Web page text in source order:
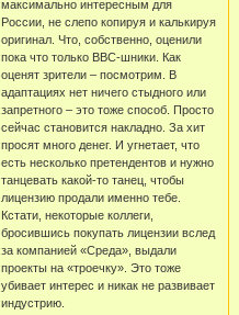
максимально интересным для
России, не слепо копируя и калькируя
оригинал. Что, собственно, оценили
пока что только ВВС-шники. Как
оценят зрители – посмотрим. В
адаптациях нет ничего стыдного или
запретного – это тоже способ. Просто
сейчас становится накладно. За хит
просят много денег. И угнетает, что
есть несколько претендентов и нужно
танцевать какой-то танец, чтобы
лицензию продали именно тебе.
Кстати, некоторые коллеги,
бросившись покупать лицензии вслед
за компанией «Среда», выдали
проекты на «троечку». Это тоже
убивает интерес и никак не развивает
индустрию.